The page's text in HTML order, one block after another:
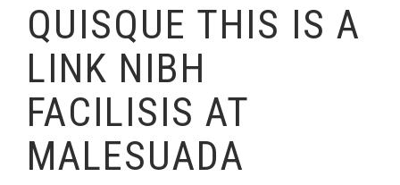
QUISQUE THIS IS A
LINK NIBH
FACILISIS AT
MALESUADA